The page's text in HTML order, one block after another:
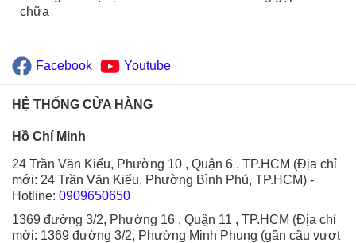
chữa
Facebook Youtube
HỆ THỐNG CỬA HÀNG
Hồ Chí Minh
24 Trần Văn Kiểu, Phường 10 , Quận 6 , TP.HCM (Địa chỉ
mới: 24 Trần Văn Kiểu, Phường Bình Phú, TP.HCM) -
Hotline: 0909650650
1369 đường 3/2, Phường 16 , Quận 11 , TP.HCM (Địa chỉ
mới: 1369 đường 3/2, Phường Minh Phụng (gần cầu vượt